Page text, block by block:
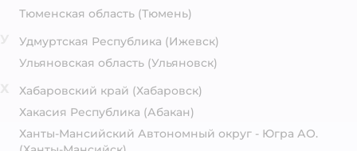
Тюменская область (Тюмень)
Удмуртская Республика (Ижевск)
Ульяновская область (Ульяновск)
Хабаровский край (Хабаровск)
Хакасия Республика (Абакан)
Ханты-Мансийский Автономный округ - Югра АО.